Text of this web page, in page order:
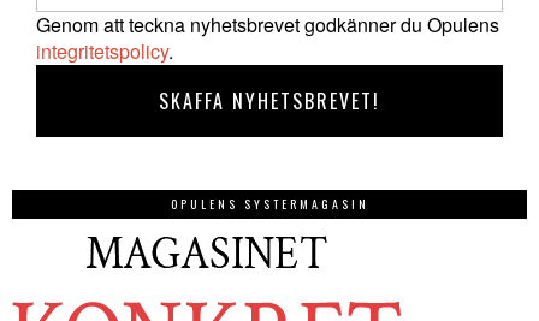
Genom att teckna nyhetsbrevet godkänner du Opulens
integritetspolicy.
OPULENS SYSTERMAGASIN